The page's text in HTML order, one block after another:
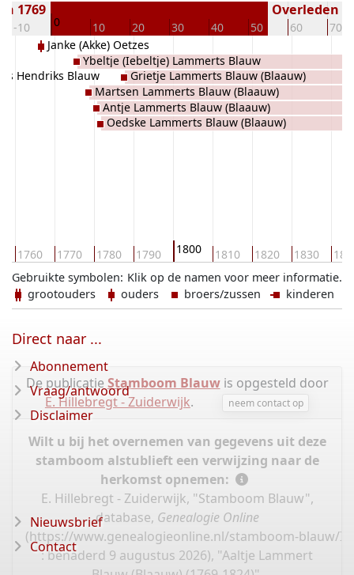
-10 0 10 20 30 40 50 60 70
1769 Overleden (
1760 1770 1780 1790 1800 1810 1820 1830
Hendriks Blauw
Janke (Akke) Oetzes
Ybeltje (Iebeltje) Lammerts Blauw
(Blaauw)
Martsen Lammerts Blauw (Blaauw)
Antje Lammerts Blauw (Blaauw)
Oedske Lammerts Blauw (Blaauw)
Grietje Lammerts Blauw (Blaauw)
Klik op de namen voor meer informatie.
Gebruikte symbolen:
grootouders
ouders broers/zussen kinderen
De publicatie Stamboom Blauwis opgesteld door
E. Hillebregt - Zuiderwijk. neem contact op
Wilt u bij het overnemen van gegevens uit deze
stamboom alstublieft een verwijzing naar de
herkomst opnemen:
E. Hillebregt - Zuiderwijk, "Stamboom Blauw",
database, Genealogie Online
(https://www.genealogieonline.nl/stamboom-blauw/
: benaderd 9 augustus 2026), "Aaltje Lammert
Direct naar ...
Abonnement
Vraag/antwoord
Disclaimer
Nieuwsbrief
Contact